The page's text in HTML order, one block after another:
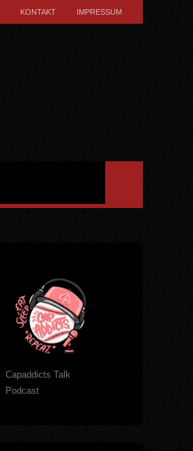
KONTAKT IMPRESSUM
Capaddicts Talk
Podcast